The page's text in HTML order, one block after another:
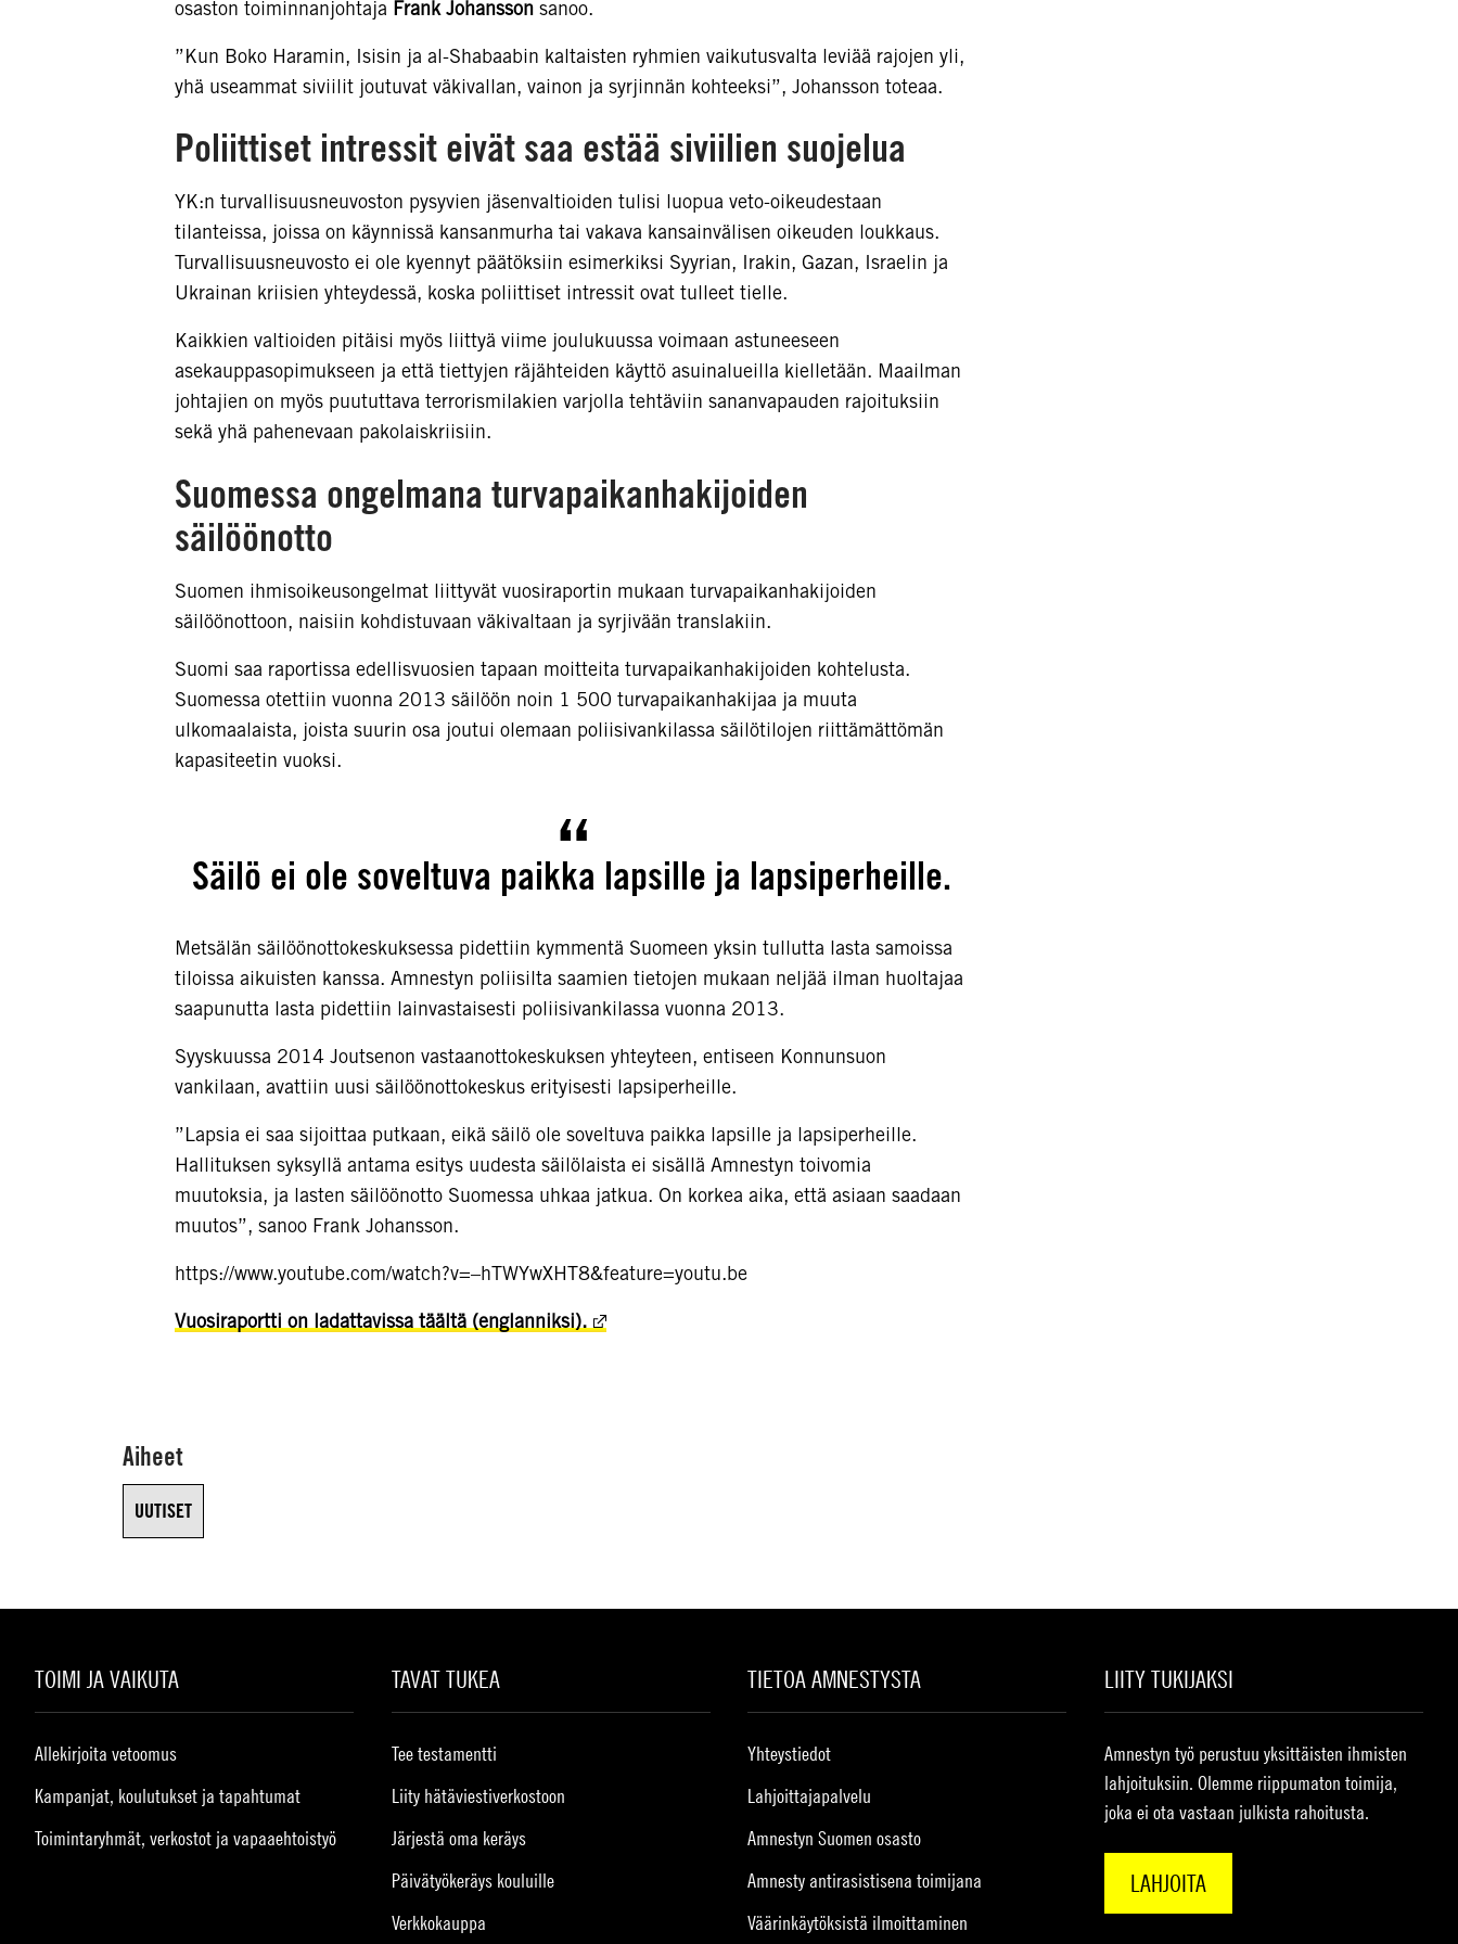
osaston toiminnanjohtaja Frank Johansson sanoo.
”Kun Boko Haramin, Isisin ja al-Shabaabin kaltaisten ryhmien vaikutusvalta leviää rajojen yli,
yhä useammat siviilit joutuvat väkivallan, vainon ja syrjinnän kohteeksi”, Johansson toteaa.
Poliittiset intressit eivät saa estää siviilien suojelua
YK:n turvallisuusneuvoston pysyvien jäsenvaltioiden tulisi luopua veto-oikeudestaan
tilanteissa, joissa on käynnissä kansanmurha tai vakava kansainvälisen oikeuden loukkaus.
Turvallisuusneuvosto ei ole kyennyt päätöksiin esimerkiksi Syyrian, Irakin, Gazan, Israelin ja
Ukrainan kriisien yhteydessä, koska poliittiset intressit ovat tulleet tielle.
Kaikkien valtioiden pitäisi myös liittyä viime joulukuussa voimaan astuneeseen
asekauppasopimukseen ja että tiettyjen räjähteiden käyttö asuinalueilla kielletään. Maailman
johtajien on myös puututtava terrorismilakien varjolla tehtäviin sananvapauden rajoituksiin
sekä yhä pahenevaan pakolaiskriisiin.
Suomessa ongelmana turvapaikanhakijoiden
säilöönotto
Suomen ihmisoikeusongelmat liittyvät vuosiraportin mukaan turvapaikanhakijoiden
säilöönottoon, naisiin kohdistuvaan väkivaltaan ja syrjivään translakiin.
Suomi saa raportissa edellisvuosien tapaan moitteita turvapaikanhakijoiden kohtelusta.
Suomessa otettiin vuonna 2013 säilöön noin 1 500 turvapaikanhakijaa ja muuta
ulkomaalaista, joista suurin osa joutui olemaan poliisivankilassa säilötilojen riittämättömän
kapasiteetin vuoksi.
Säilö ei ole soveltuva paikka lapsille ja lapsiperheille.
Metsälän säilöönottokeskuksessa pidettiin kymmentä Suomeen yksin tullutta lasta samoissa
tiloissa aikuisten kanssa. Amnestyn poliisilta saamien tietojen mukaan neljää ilman huoltajaa
saapunutta lasta pidettiin lainvastaisesti poliisivankilassa vuonna 2013.
Syyskuussa 2014 Joutsenon vastaanottokeskuksen yhteyteen, entiseen Konnunsuon
vankilaan, avattiin uusi säilöönottokeskus erityisesti lapsiperheille.
”Lapsia ei saa sijoittaa putkaan, eikä säilö ole soveltuva paikka lapsille ja lapsiperheille.
Hallituksen syksyllä antama esitys uudesta säilölaista ei sisällä Amnestyn toivomia
muutoksia, ja lasten säilöönotto Suomessa uhkaa jatkua. On korkea aika, että asiaan saadaan
muutos”, sanoo Frank Johansson.
https://www.youtube.com/watch?v=–hTWYwXHT8&feature=youtu.be
Vuosiraportti on ladattavissa täältä (englanniksi).
Aiheet
UUTISET
TOIMI JA VAIKUTA
Allekirjoita vetoomus
Kampanjat, koulutukset ja tapahtumat
Toimintaryhmät, verkostot ja vapaaehtoistyö
TAVAT TUKEA
Tee testamentti
Liity hätäviestiverkostoon
Järjestä oma keräys
Päivätyökeräys kouluille
Verkkokauppa
TIETOA AMNESTYSTA
Yhteystiedot
Lahjoittajapalvelu
Amnestyn Suomen osasto
Amnesty antirasistisena toimijana
Väärinkäytöksistä ilmoittaminen
LIITY TUKIJAKSI
Amnestyn työ perustuu yksittäisten ihmisten
lahjoituksiin. Olemme riippumaton toimija,
joka ei ota vastaan julkista rahoitusta.
LAHJOITA